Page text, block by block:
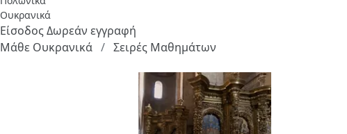
Ουκρανικά
ΕίσοδοςΔωρεάν εγγραφή
Μάθε Ουκρανικά
Σειρές Μαθημάτων